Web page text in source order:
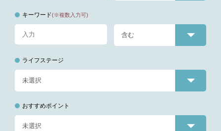
キーワード(※複数入力可)
ライフステージ
おすすめポイント